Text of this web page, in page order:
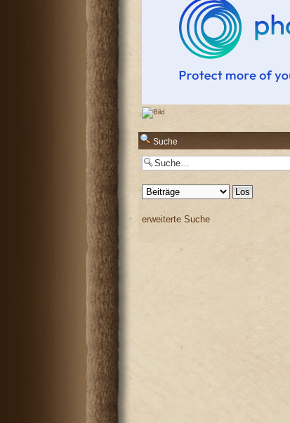
Suche
erweiterte Suche
Antworten
Antworten
Antworten
Antworten